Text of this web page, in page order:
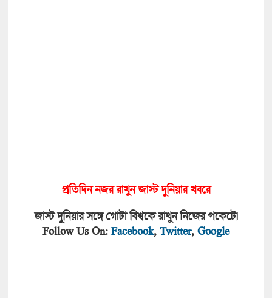
প্রতিদিন নজর রাখুন জাস্ট দুনিয়ার খবরে
জাস্ট দুনিয়ার সঙ্গে গোটা বিশ্বকে রাখুন নিজের পকেটে।
Follow Us On: Facebook, Twitter, Google